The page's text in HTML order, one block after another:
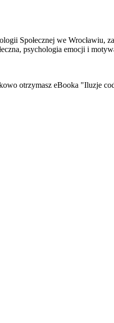
Społecznej we Wrocławiu,
psychologia emocji i
otrzymasz eBooka "Iluzje